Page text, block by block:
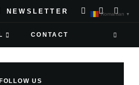
NEWSLETTER
CONTACT
FOLLOW US
Romanian ▼